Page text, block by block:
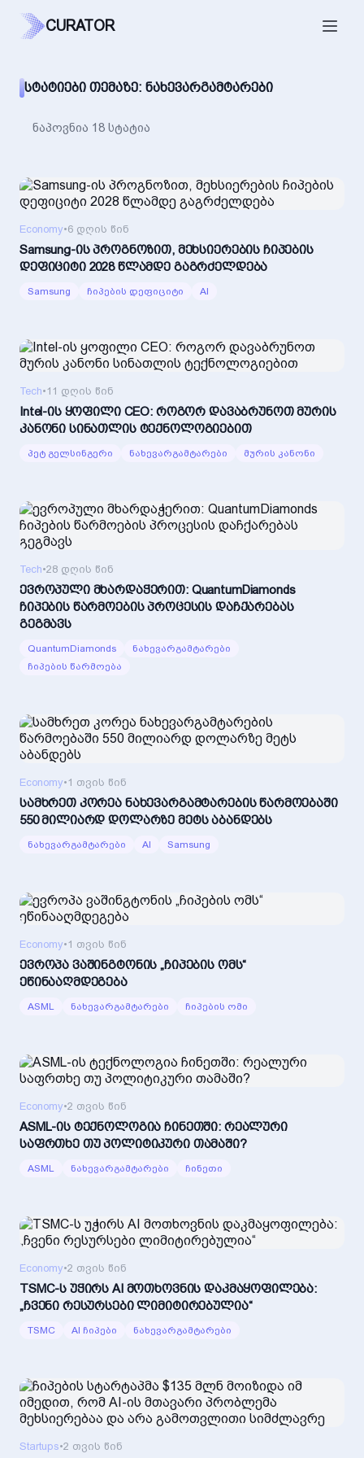
CURATOR
ᲡᲢᲐᲢᲘᲔᲑᲘ ᲗᲔᲛᲐᲖᲔ: ᲜᲐᲮᲔᲕᲐᲠᲒᲐᲛᲢᲐᲠᲔᲑᲘ
ნაპოვნია 18 სტატია
Economy•6 დღის წინ
Samsung-ის პროგნოზით, მეხსიერების ჩიპების
დეფიციტი 2028 წლამდე გაგრძელდება
Samsung ჩიპების დეფიციტი AI
Tech•11 დღის წინ
Intel-ის ყოფილი CEO: როგორ დავაბრუნოთ მურის
კანონი სინათლის ტექნოლოგიებით
პეტ გელსინგერი ნახევარგამტარები მურის კანონი
Tech•28 დღის წინ
ევროპული მხარდაჭერით: QuantumDiamonds
ჩიპების წარმოების პროცესის დაჩქარებას
გეგმავს
QuantumDiamonds
ნახევარგამტარები
ჩიპების წარმოება
Economy•1 თვის წინ
სამხრეთ კორეა ნახევარგამტარების წარმოებაში
550 მილიარდ დოლარზე მეტს აბანდებს
ნახევარგამტარები AI Samsung
Economy•1 თვის წინ
ევროპა ვაშინგტონის „ჩიპების ომს“
ეწინააღმდეგება
ASML ნახევარგამტარები ჩიპების ომი
Economy•2 თვის წინ
ASML-ის ტექნოლოგია ჩინეთში: რეალური
საფრთხე თუ პოლიტიკური თამაში?
ASML ნახევარგამტარები ჩინეთი
Economy•2 თვის წინ
TSMC-ს უჭირს AI მოთხოვნის დაკმაყოფილება:
„ჩვენი რესურსები ლიმიტირებულია“
TSMC AI ჩიპები ნახევარგამტარები
Startups•2 თვის წინ